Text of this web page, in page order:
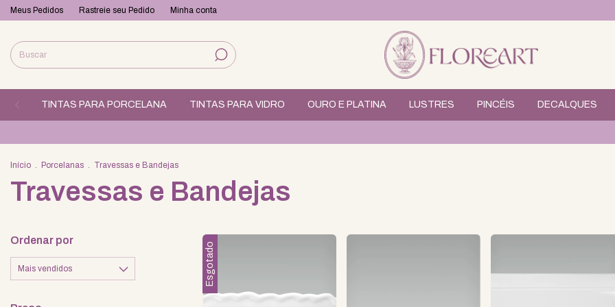
Meus Pedidos Rastreie seu Pedido Minha conta
TINTAS PARA PORCELANA TINTAS PARA VIDRO OURO E PLATINA LUSTRES PINCÉIS DECALQUES
Início . Porcelanas . Travessas e Bandejas
Travessas e Bandejas
Ordenar por
Esgotado